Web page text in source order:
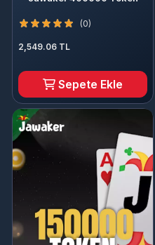
(0)
2,549.06 TL
Sepete Ekle